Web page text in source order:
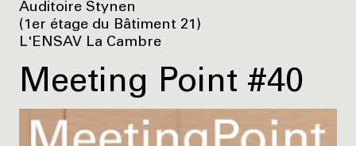
Auditoire Stynen
(1er étage du Bâtiment 21)
L'ENSAV La Cambre
Meeting Point #40